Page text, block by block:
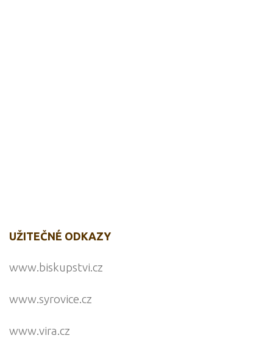
UŽITEČNÉ ODKAZY
www.biskupstvi.cz
www.syrovice.cz
www.vira.cz